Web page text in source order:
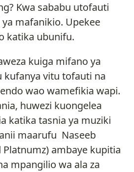
Kwa sababu utofauti
mafanikio. Upekee
katika ubunifu.
kuiga mifano ya
vitu tofauti na
wao wamefikia wapi.
huwezi kuongelea
katika tasnia ya muziki
maarufu Naseeb
ambaye kupitia
mpangilio wa ala za